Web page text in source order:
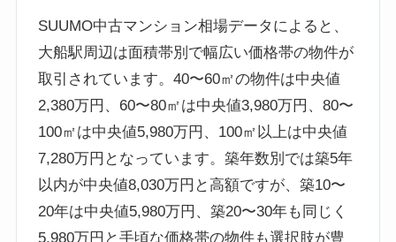
SUUMO中古マンション相場データによると、
大船駅周辺は面積帯別で幅広い価格帯の物件が
取引されています。40〜60㎡の物件は中央値
2,380万円、60〜80㎡は中央値3,980万円、80〜
100㎡は中央値5,980万円、100㎡以上は中央値
7,280万円となっています。築年数別では築5年
以内が中央値8,030万円と高額ですが、築10〜
20年は中央値5,980万円、築20〜30年も同じく
5,980万円と手頃な価格帯の物件も選択肢が豊